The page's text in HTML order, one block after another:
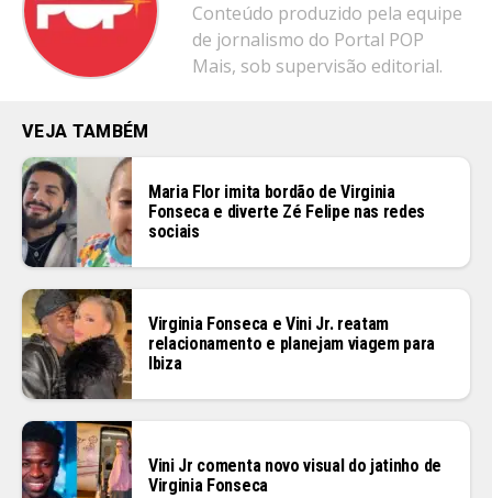
Conteúdo produzido pela equipe
de jornalismo do Portal POP
Mais, sob supervisão editorial.
VEJA TAMBÉM
Maria Flor imita bordão de Virginia
Fonseca e diverte Zé Felipe nas redes
sociais
Virginia Fonseca e Vini Jr. reatam
relacionamento e planejam viagem para
Ibiza
Vini Jr comenta novo visual do jatinho de
Virginia Fonseca